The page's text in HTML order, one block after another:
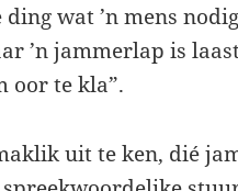
wat ’n mens
’n jammerlap is
oor te kla”.
uit te ken, dié